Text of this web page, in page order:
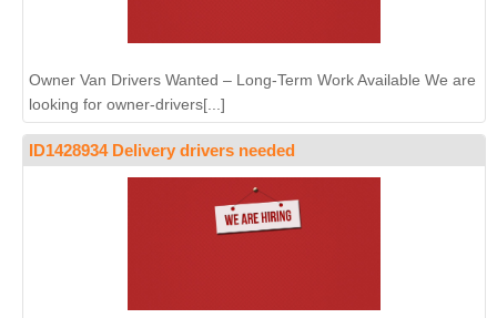
Owner Van Drivers Wanted – Long-Term Work Available We are
looking for owner-drivers[...]
ID1428934 Delivery drivers needed